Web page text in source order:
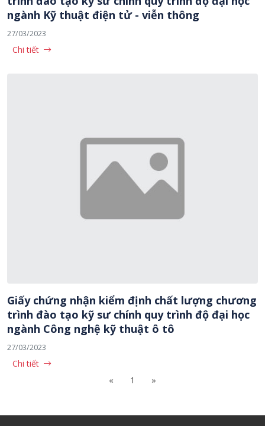
ngành Kỹ thuật điện tử - viễn thông
27/03/2023
Chi tiết
Giấy chứng nhận kiểm định chất lượng chương
trình đào tạo kỹ sư chính quy trình độ đại học
ngành Công nghệ kỹ thuật ô tô
27/03/2023
Chi tiết
«
1 »